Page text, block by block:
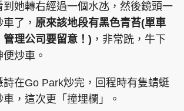
到她轉右經過一個水氹，然後鏡頭一
了， 原來該地段有黑色青苔(單車
理公司要留意！) ，非常跣，牛下
炒車。
在Go Park炒完，回程時有隻蜻蜓
，這次更「撞埋欄」。